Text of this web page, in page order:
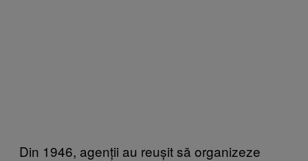
Din 1946, agenții au reușit să organizeze